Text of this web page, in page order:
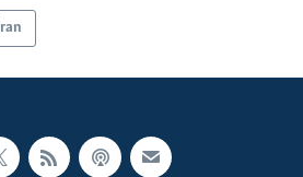
İran